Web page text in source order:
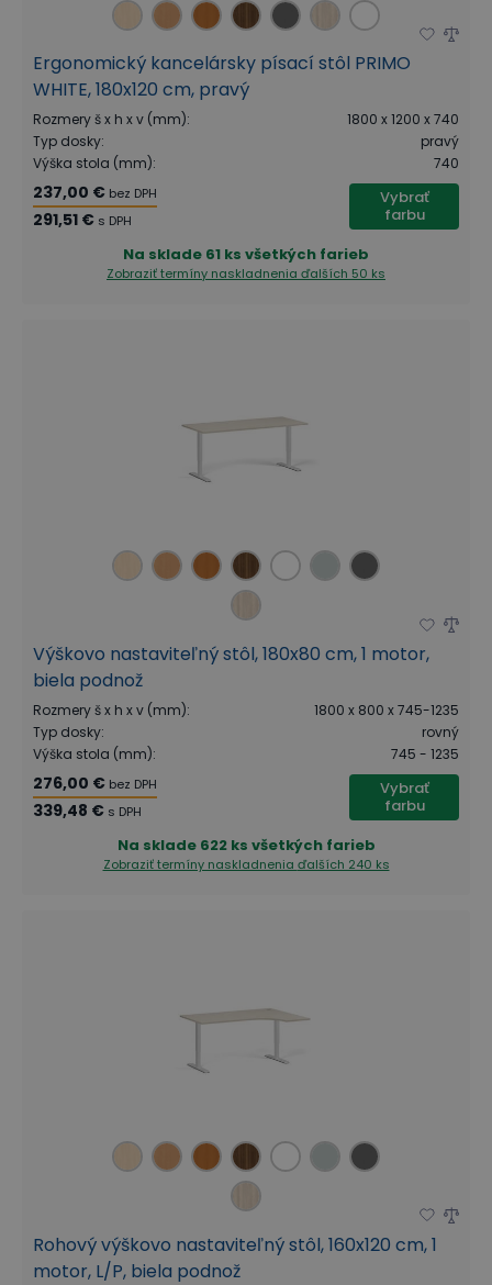
Ergonomický kancelársky písací stôl PRIMO
WHITE, 180x120 cm, pravý
Rozmery š x h x v (mm):
1800 x 1200 x 740
Typ dosky:
pravý
Výška stola (mm): 740
237,00 € bez DPH
291,51 € s DPH
Vybrať
farbu
Na sklade 61 ks všetkých farieb
Zobraziť termíny naskladnenia ďalších 50 ks
Výškovo nastaviteľný stôl, 180x80 cm, 1 motor,
biela podnož
Rozmery š x h x v (mm):
1800 x 800 x 745-1235
Typ dosky:
rovný
Výška stola (mm): 745 - 1235
276,00 € bez DPH
339,48 € s DPH
Vybrať
farbu
Na sklade 622 ks všetkých farieb
Zobraziť termíny naskladnenia ďalších 240 ks
Rohový výškovo nastaviteľný stôl, 160x120 cm, 1
motor, L/P, biela podnož